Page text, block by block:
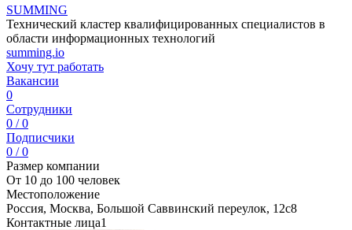
SUMMING
Технический кластер квалифицированных специалистов в
области информационных технологий
summing.io
Хочу тут работать
Вакансии
0
Сотрудники
0 / 0
Подписчики
0 / 0
Размер компании
От 10 до 100 человек
Местоположение
Россия, Москва, Большой Саввинский переулок, 12с8
Контактные лица1